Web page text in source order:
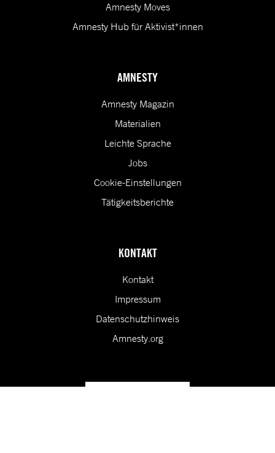
Amnesty Moves
Amnesty Hub für Aktivist*innen
AMNESTY
Amnesty Magazin
Materialien
Leichte Sprache
Jobs
Cookie-Einstellungen
Tätigkeitsberichte
KONTAKT
Kontakt
Impressum
Datenschutzhinweis
Amnesty.org